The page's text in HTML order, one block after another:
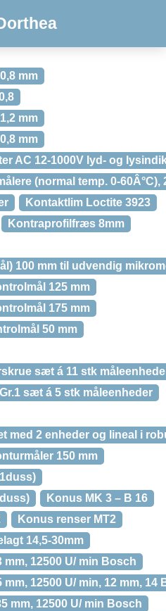
mm
mm
mm
AC 12-1000V lyd- og
(normal temp. 0-60Â°C),
Kontaktlim Loctite 3923
Kontraprofilfræs 8mm
100 mm til udvendig
125 mm
175 mm
50 mm
sæt á 11 stk
sæt á 5 stk måleenheder
med 2 enheder og lineal i
150 mm
Konus MK 3 – B 16
Konus renser MT2
14,5-30mm
mm, 12500 U/ min Bosch
12500 U/ min, 12 mm, 14
mm, 12500 U/ min Bosch